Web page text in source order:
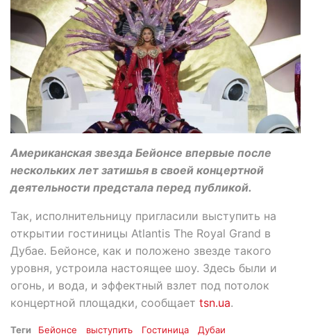
Американская звезда Бейонсе впервые после
нескольких лет затишья в своей концертной
деятельности предстала перед публикой.
Так, исполнительницу пригласили выступить на
открытии гостиницы Atlantis The Royal Grand в
Дубае. Бейонсе, как и положено звезде такого
уровня, устроила настоящее шоу. Здесь были и
огонь, и вода, и эффектный взлет под потолок
концертной площадки, сообщает tsn.ua.
Теги Бейонсе выступить Гостиница Дубаи